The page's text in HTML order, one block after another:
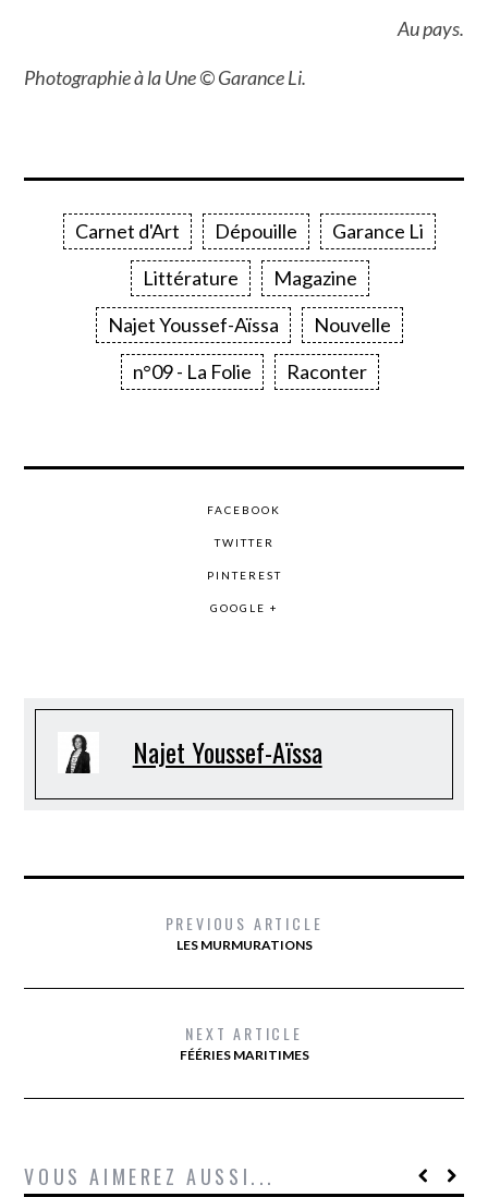
Au pays.
Photographie à la Une © Garance Li.
Carnet d'Art Dépouille
Garance Li
Littérature
Magazine
Najet Youssef-Aïssa
Nouvelle
n°09 - La Folie
Raconter
FACEBOOK
TWITTER
PINTEREST
GOOGLE +
Najet Youssef-Aïssa
PREVIOUS ARTICLE
LES MURMURATIONS
NEXT ARTICLE
FÉÉRIES MARITIMES
VOUS AIMEREZ AUSSI...